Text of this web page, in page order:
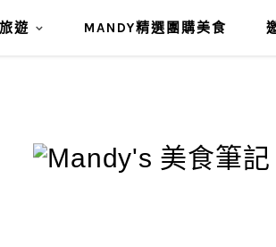
旅遊 MANDY精選團購美食